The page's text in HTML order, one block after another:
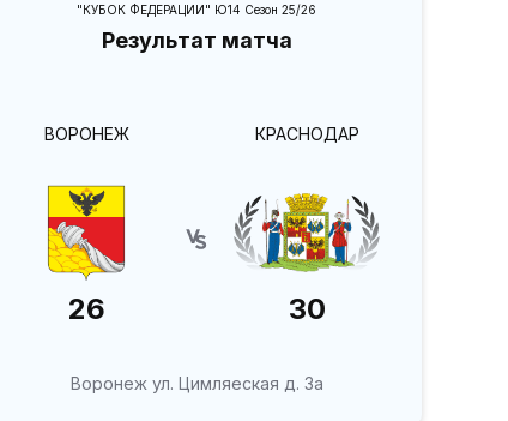
"КУБОК ФЕДЕРАЦИИ" Ю14 Сезон 25/26
Результат матча
ВОРОНЕЖ
26
КРАСНОДАР
30
Воронеж ул. Цимляеская д. 3а